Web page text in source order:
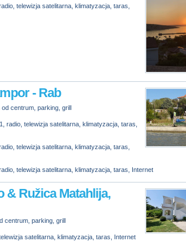
telewizja satelitarna, klimatyzacja, taras,
- Rab
centrum, parking, grill
radio, telewizja satelitarna, klimatyzacja, taras,
telewizja satelitarna, klimatyzacja, taras,
telewizja satelitarna, klimatyzacja, taras, Internet
& Ružica Matahlija,
centrum, parking, grill
satelitarna, klimatyzacja, taras, Internet